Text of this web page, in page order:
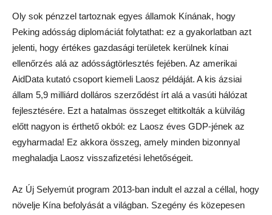
Oly sok pénzzel tartoznak egyes államok Kínának, hogy
Peking adósság diplomáciát folytathat: ez a gyakorlatban azt
jelenti, hogy értékes gazdasági területek kerülnek kínai
ellenőrzés alá az adósságtörlesztés fejében. Az amerikai
AidData kutató csoport kiemeli Laosz példáját. A kis ázsiai
állam 5,9 milliárd dolláros szerződést írt alá a vasúti hálózat
fejlesztésére. Ezt a hatalmas összeget eltitkolták a külvilág
előtt nagyon is érthető okból: ez Laosz éves GDP-jének az
egyharmada! Ez akkora összeg, amely minden bizonnyal
meghaladja Laosz visszafizetési lehetőségeit.
Az Új Selyemút program 2013-ban indult el azzal a céllal, hogy
növelje Kína befolyását a világban. Szegény és közepesen